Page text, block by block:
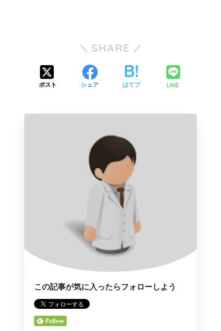
SHARE
ポスト シェア はてブ LINE
この記事が気に入ったらフォローしよう